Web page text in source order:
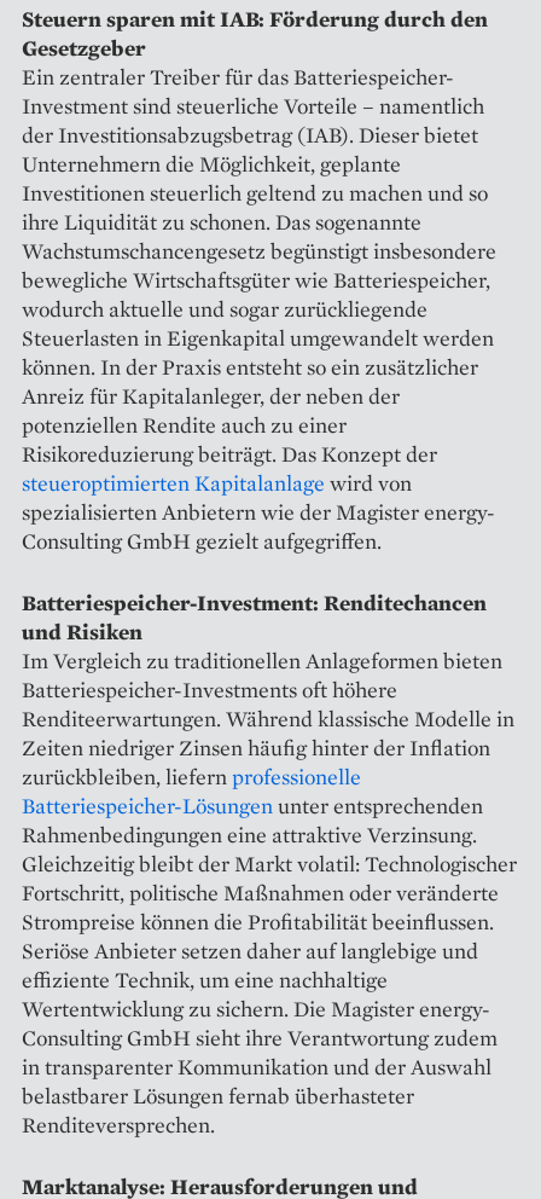
Steuern sparen mit IAB: Förderung durch den
Gesetzgeber
Ein zentraler Treiber für das Batteriespeicher-
Investment sind steuerliche Vorteile – namentlich
der Investitionsabzugsbetrag (IAB). Dieser bietet
Unternehmern die Möglichkeit, geplante
Investitionen steuerlich geltend zu machen und so
ihre Liquidität zu schonen. Das sogenannte
Wachstumschancengesetz begünstigt insbesondere
bewegliche Wirtschaftsgüter wie Batteriespeicher,
wodurch aktuelle und sogar zurückliegende
Steuerlasten in Eigenkapital umgewandelt werden
können. In der Praxis entsteht so ein zusätzlicher
Anreiz für Kapitalanleger, der neben der
potenziellen Rendite auch zu einer
Risikoreduzierung beiträgt. Das Konzept der
steueroptimierten Kapitalanlage wird von
spezialisierten Anbietern wie der Magister energy-
Consulting GmbH gezielt aufgegriffen.
Batteriespeicher-Investment: Renditechancen
und Risiken
Im Vergleich zu traditionellen Anlageformen bieten
Batteriespeicher-Investments oft höhere
Renditeerwartungen. Während klassische Modelle in
Zeiten niedriger Zinsen häufig hinter der Inflation
zurückbleiben, liefernprofessionelle
Batteriespeicher-Lösungenunter entsprechenden
Rahmenbedingungen eine attraktive Verzinsung.
Gleichzeitig bleibt der Markt volatil: Technologischer
Fortschritt, politische Maßnahmen oder veränderte
Strompreise können die Profitabilität beeinflussen.
Seriöse Anbieter setzen daher auf langlebige und
effiziente Technik, um eine nachhaltige
Wertentwicklung zu sichern. Die Magister energy-
Consulting GmbH sieht ihre Verantwortung zudem
in transparenter Kommunikation und der Auswahl
belastbarer Lösungen fernab überhasteter
Renditeversprechen.
Marktanalyse: Herausforderungen und